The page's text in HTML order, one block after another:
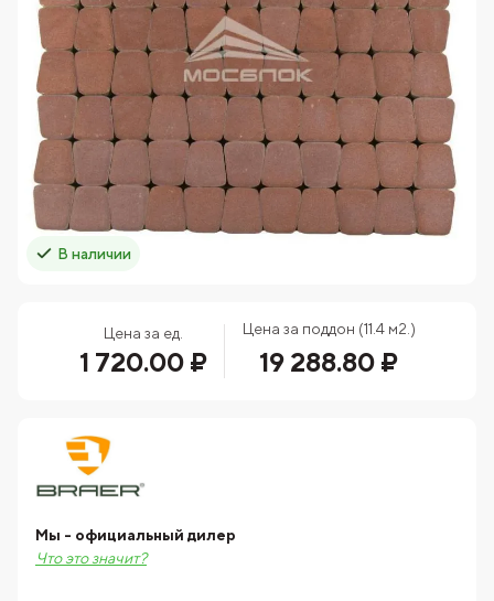
В наличии
Цена за ед.
1 720.00 ₽
Цена за поддон (11.4 м2.)
19 288.80 ₽
Мы - официальный дилер
Что это значит?